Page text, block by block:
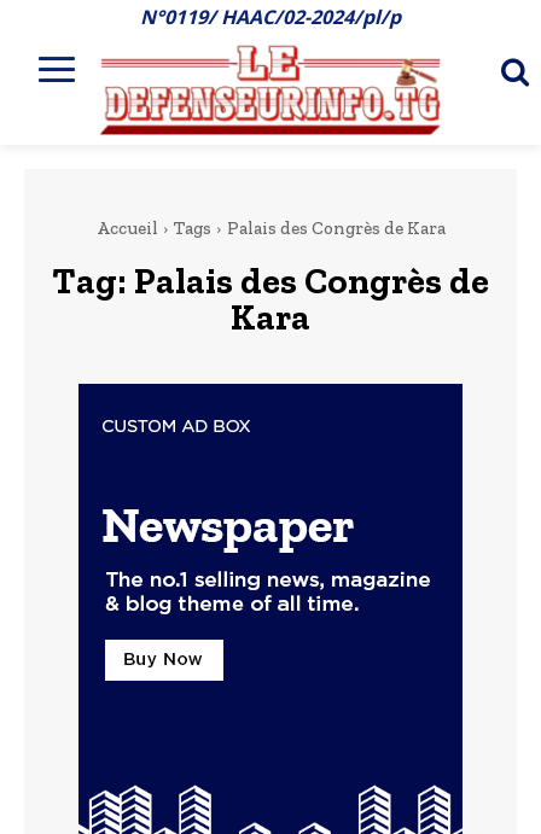
N°0119/ HAAC/02-2024/pl/p
Accueil Tags Palais des Congrès de Kara
Tag: Palais des Congrès de
Kara